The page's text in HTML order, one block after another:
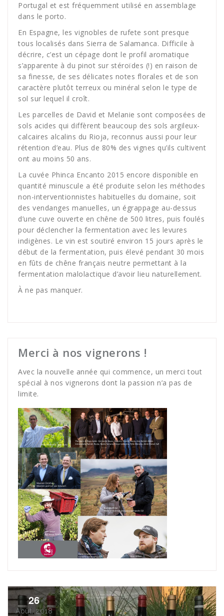
Portugal et est fréquemment utilisé en assemblage
dans le porto.
En Espagne, les vignobles de rufete sont presque
tous localisés dans Sierra de Salamanca. Difficile à
décrire, c’est un cépage dont le profil aromatique
s’apparente à du pinot sur stéroïdes (!) en raison de
sa finesse, de ses délicates notes florales et de son
caractère plutôt terreux ou minéral selon le type de
sol sur lequel il croît.
Les parcelles de David et Melanie sont composées de
sols acides qui diffèrent beaucoup des sols argileux-
calcaires alcalins du Rioja, reconnus aussi pour leur
rétention d’eau. Plus de 80% des vignes qu’ils cultivent
ont au moins 50 ans.
La cuvée Phinca Encanto 2015 encore disponible en
quantité minuscule a été produite selon les méthodes
non-interventionnistes habituelles du domaine, soit
des vendanges manuelles, un égrappage au-dessus
d’une cuve ouverte en chêne de 500 litres, puis foulés
pour déclencher la fermentation avec les levures
indigènes. Le vin est soutiré environ 15 jours après le
début de la fermentation, puis élevé pendant 30 mois
en fûts de chêne français neutre permettant à la
fermentation malolactique d’avoir lieu naturellement.
À ne pas manquer.
Merci à nos vignerons !
Avec la nouvelle année qui commence, un merci tout
spécial à nos vignerons dont la passion n’a pas de
limite.
26
Août, 2018